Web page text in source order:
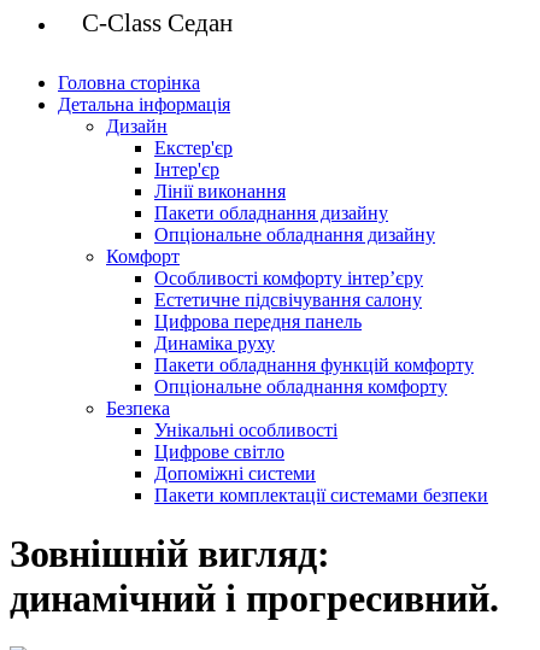
C-Class Седан
Головна сторінка
Детальна інформація
Дизайн
Екстер'єр
Інтер'єр
Лінії виконання
Пакети обладнання дизайну
Опціональне обладнання дизайну
Комфорт
Особливості комфорту інтер’єру
Естетичне підсвічування салону
Цифрова передня панель
Динаміка руху
Пакети обладнання функцій комфорту
Опціональне обладнання комфорту
Безпека
Унікальні особливості
Цифрове світло
Допоміжні системи
Пакети комплектації системами безпеки
Зовнішній вигляд:
динамічний і прогресивний.